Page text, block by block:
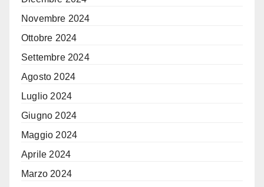
Novembre 2024
Ottobre 2024
Settembre 2024
Agosto 2024
Luglio 2024
Giugno 2024
Maggio 2024
Aprile 2024
Marzo 2024